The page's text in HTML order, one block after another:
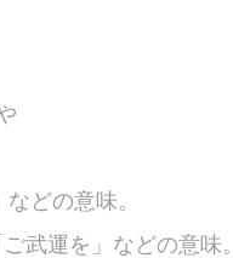
どの意味。
武運を」などの意味。